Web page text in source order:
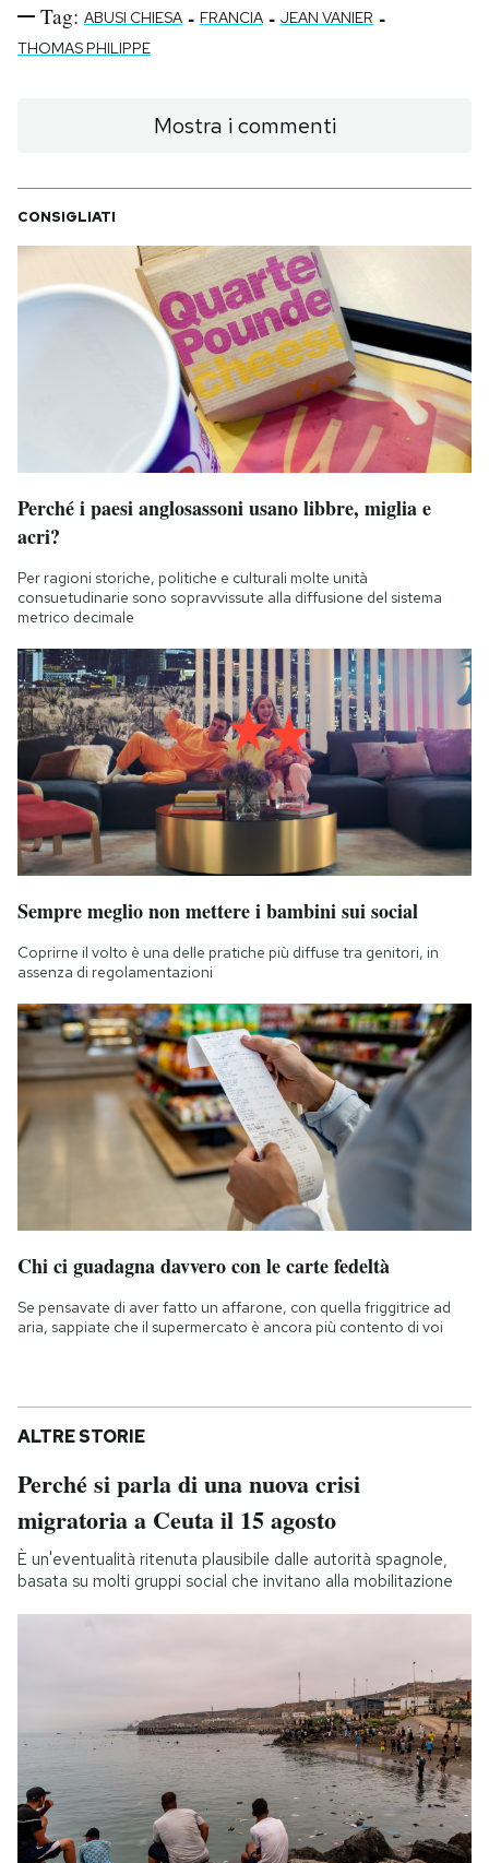
Tag: ABUSI CHIESA - FRANCIA - JEAN VANIER -
THOMAS PHILIPPE
Mostra i commenti
CONSIGLIATI
Perché i paesi anglosassoni usano libbre, miglia e
acri?
Per ragioni storiche, politiche e culturali molte unità
consuetudinarie sono sopravvissute alla diffusione del sistema
metrico decimale
Sempre meglio non mettere i bambini sui social
Coprirne il volto è una delle pratiche più diffuse tra genitori, in
assenza di regolamentazioni
Chi ci guadagna davvero con le carte fedeltà
Se pensavate di aver fatto un affarone, con quella friggitrice ad
aria, sappiate che il supermercato è ancora più contento di voi
ALTRE STORIE
Perché si parla di una nuova crisi
migratoria a Ceuta il 15 agosto
È un'eventualità ritenuta plausibile dalle autorità spagnole,
basata su molti gruppi social che invitano alla mobilitazione